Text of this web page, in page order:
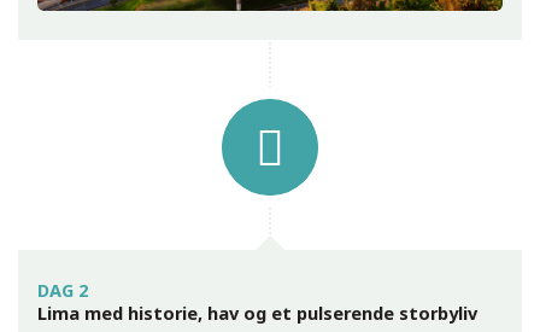
DAG 2
Lima med historie, hav og et pulserende storbyliv